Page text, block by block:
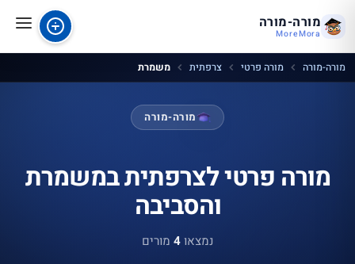
מורה-מורה
MoreMora
מורה-מורה מורה פרטי צרפתית משמרת
מורה-מורה
מורה פרטי לצרפתית במשמרת
והסביבה
נמצאו4 מורים